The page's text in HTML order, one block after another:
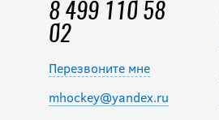
8 499 110 58
02
Перезвоните мне
mhockey@yandex.ru